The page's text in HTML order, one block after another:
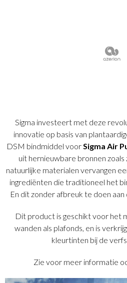
Sigma investeert met deze
innovatie op basis van
DSM bindmiddel voorSigma Air
uit hernieuwbare bronnen
natuurlijke materialen vervangen
ingrediënten die traditioneel het
En dit zonder afbreuk te doen
Dit product is geschikt voor het
wanden als plafonds, en is
kleurtinten bij de
Zie voor meer informatie